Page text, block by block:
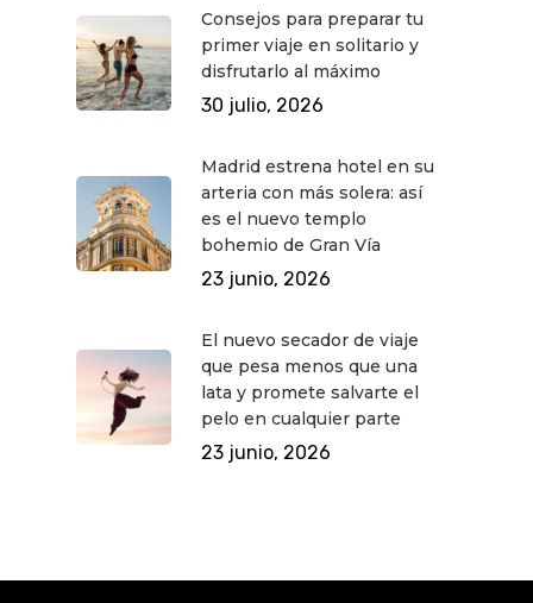
Consejos para preparar tu
primer viaje en solitario y
disfrutarlo al máximo
30 julio, 2026
Madrid estrena hotel en su
arteria con más solera: así
es el nuevo templo
bohemio de Gran Vía
23 junio, 2026
El nuevo secador de viaje
que pesa menos que una
lata y promete salvarte el
pelo en cualquier parte
23 junio, 2026